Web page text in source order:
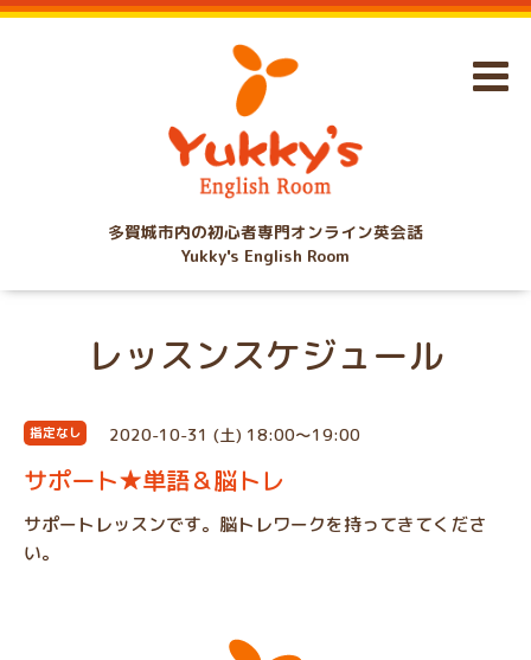
多賀城市内の初心者専門オンライン英会話
Yukky's English Room
レッスンスケジュール
指定なし 2020-10-31 (土) 18:00～19:00
サポート★単語＆脳トレ
サポートレッスンです。脳トレワークを持ってきてくださ
い。